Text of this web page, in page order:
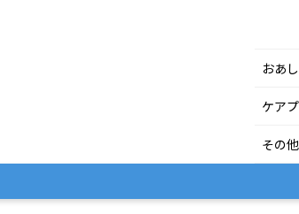
おあ
ケア
その他